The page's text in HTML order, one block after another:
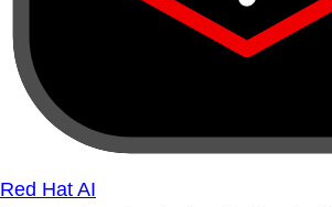
Red Hat AI